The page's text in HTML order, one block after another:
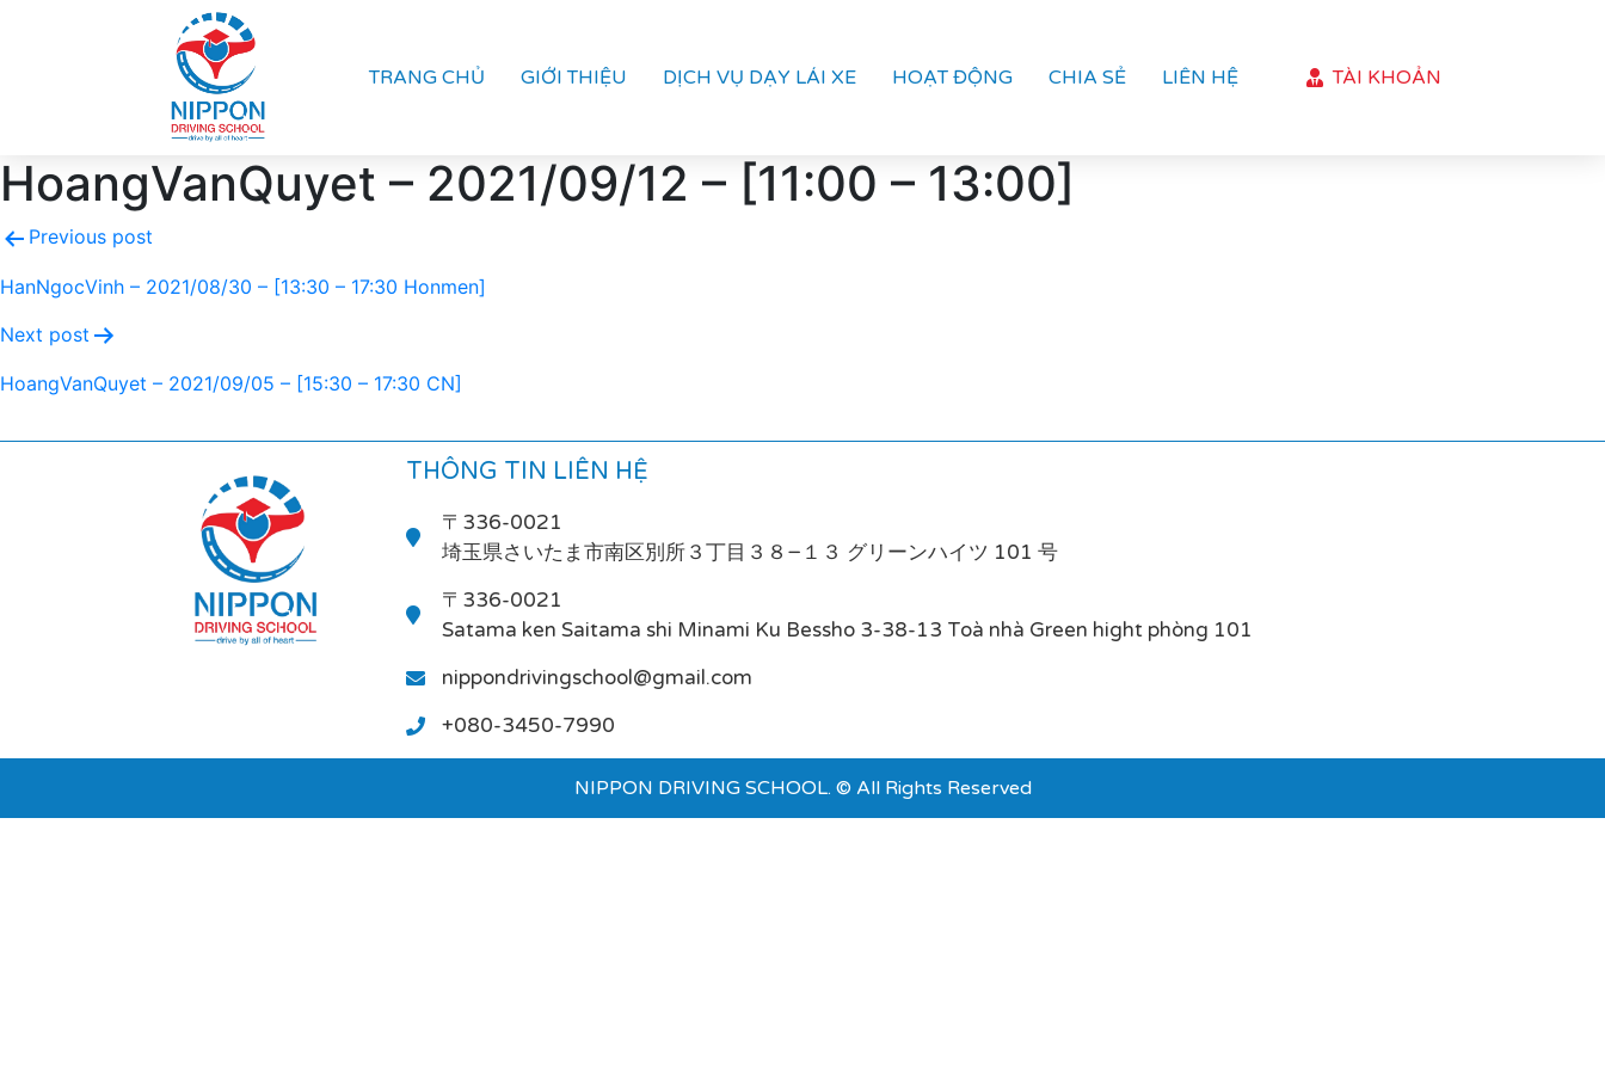
TRANG CHỦ GIỚI THIỆU DỊCH VỤ DẠY LÁI XE HOẠT ĐỘNG CHIA SẺ LIÊN HỆ TÀI KHOẢN
HoangVanQuyet – 2021/09/12 – [11:00 – 13:00]
Previous post
HanNgocVinh – 2021/08/30 – [13:30 – 17:30 Honmen]
Next post
HoangVanQuyet – 2021/09/05 – [15:30 – 17:30 CN]
THÔNG TIN LIÊN HỆ
〒336-0021
埼玉県さいたま市南区別所３丁目３８−１３ グリーンハイツ 101 号
〒336-0021
Satama ken Saitama shi Minami Ku Bessho 3-38-13 Toà nhà Green hight phòng 101
nippondrivingschool@gmail.com
+080-3450-7990
NIPPON DRIVING SCHOOL. © All Rights Reserved